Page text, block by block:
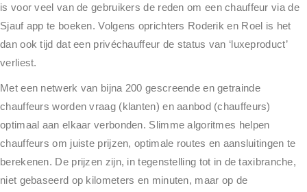
is voor veel van de gebruikers de reden om een chauffeur via de
Sjauf app te boeken. Volgens oprichters Roderik en Roel is het
dan ook tijd dat een privéchauffeur de status van ‘luxeproduct’
verliest.
Met een netwerk van bijna 200 gescreende en getrainde
chauffeurs worden vraag (klanten) en aanbod (chauffeurs)
optimaal aan elkaar verbonden. Slimme algoritmes helpen
chauffeurs om juiste prijzen, optimale routes en aansluitingen te
berekenen. De prijzen zijn, in tegenstelling tot in de taxibranche,
niet gebaseerd op kilometers en minuten, maar op de